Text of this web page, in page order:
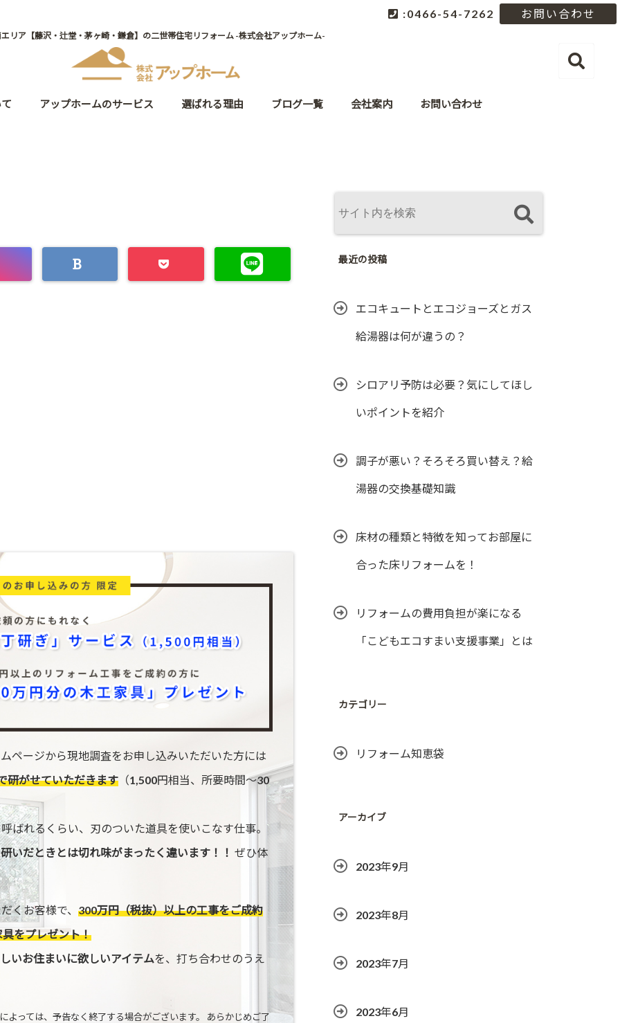
お問い合わせ
:0466-54-7262
リア【藤沢・辻堂・茅ヶ崎・鎌倉】の二世帯住宅リフォーム -株式会社アップホーム-
アップホームのサービス 選ばれる理由 ブログ一覧 会社案内 お問い合わせ
ページから現地調査をお申し込みいただいた方には
研がせていただきます（1,500円相当、所要時間〜30
ばれるくらい、刃のついた道具を使いこなす仕事。
いだときとは切れ味がまったく違います！！ ぜひ体
くお客様で、 300万円（税抜）以上の工事をご成約
をプレゼント！
いお住まいに欲しいアイテムを、打ち合わせのうえ
っては、予告なく終了する場合がございます。 あらかじめご了
最近の投稿
エコキュートとエコジョーズとガス
給湯器は何が違うの？
シロアリ予防は必要？気にしてほし
いポイントを紹介
調子が悪い？そろそろ買い替え？給
湯器の交換基礎知識
床材の種類と特徴を知ってお部屋に
合った床リフォームを！
リフォームの費用負担が楽になる
「こどもエコすまい支援事業」とは
カテゴリー
リフォーム知恵袋
アーカイブ
2023年9月
2023年8月
2023年7月
2023年6月